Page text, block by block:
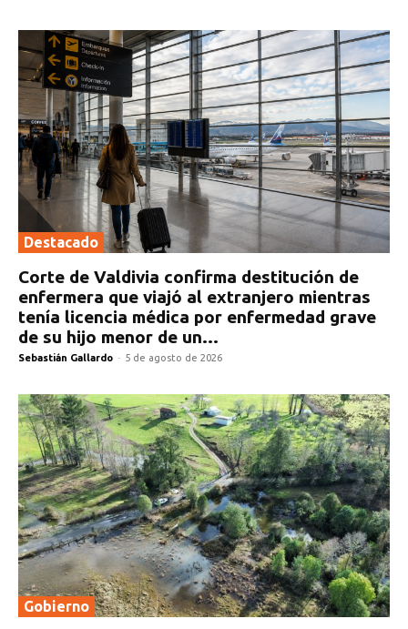
Destacado
Corte de Valdivia confirma destitución de
enfermera que viajó al extranjero mientras
tenía licencia médica por enfermedad grave
de su hijo menor de un...
Sebastián Gallardo - 5 de agosto de 2026
Gobierno